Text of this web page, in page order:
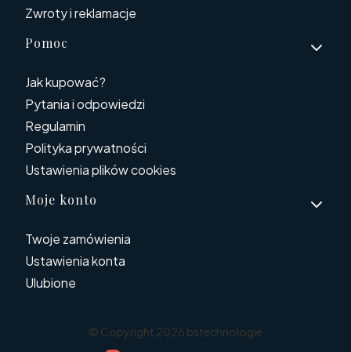
Zwroty i reklamacje
Pomoc
Jak kupować?
Pytania i odpowiedzi
Regulamin
Polityka prywatności
Ustawienia plików cookies
Moje konto
Twoje zamówienia
Ustawienia konta
Ulubione
© Copyright 2026 bstechnologie